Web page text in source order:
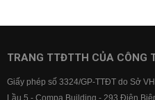
Lãi suất ngân hàng BIDV
Lãi suất ngân hàng
TRANG TTĐTTH CỦA CÔNG
Giấy phép số 3324/GP-TTĐT do Sở